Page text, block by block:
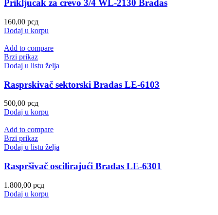
Prikljucak za crevo 3/4 WL-2130 Bradas
160,00 рсд
Dodaj u korpu
Add to compare
Brzi prikaz
Dodaj u listu želja
Rasprskivač sektorski Bradas LE-6103
500,00 рсд
Dodaj u korpu
Add to compare
Brzi prikaz
Dodaj u listu želja
Raspršivač oscilirajući Bradas LE-6301
1.800,00 рсд
Dodaj u korpu